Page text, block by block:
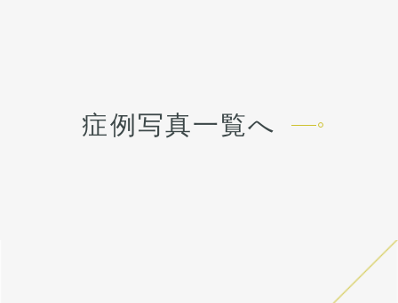
がありますが、そのような際
は責任を持って当院で治療し
います。
横顔はEライン上に口唇が収
以内に改善します。 稀に感染
にて、診察させていただいた
上でその方一人一人の状態を
ふまえて、治療法をご提案し
症例写真一覧へ